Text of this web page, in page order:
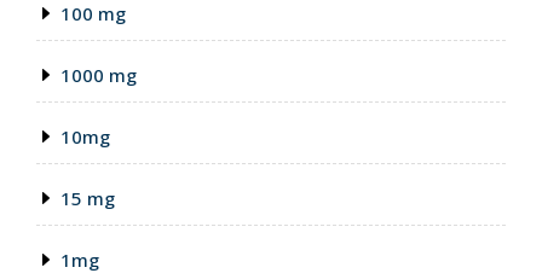
100 mg
1000 mg
10mg
15 mg
1mg